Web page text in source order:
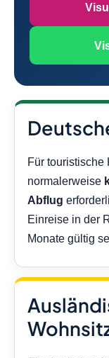
Für touristische
normalerweise
Abflug
Einreise in der
Monate gültig